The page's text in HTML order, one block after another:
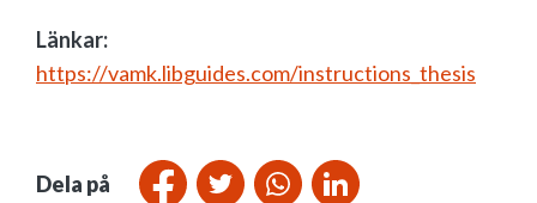
Länkar:
https://vamk.libguides.com/instructions_thesis
Dela på